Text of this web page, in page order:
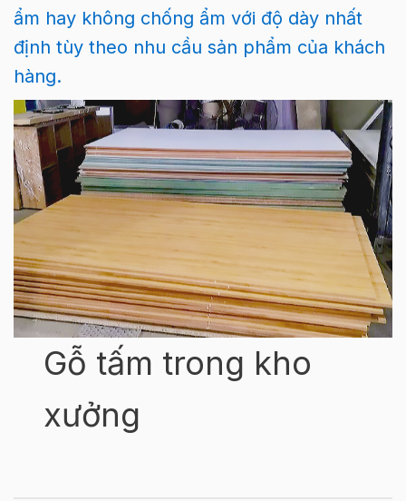
ẩm hay không chống ẩm với độ dày nhất
định tùy theo nhu cầu sản phẩm của khách
hàng.
Gỗ tấm trong kho
xưởng